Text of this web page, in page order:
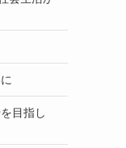
目指し